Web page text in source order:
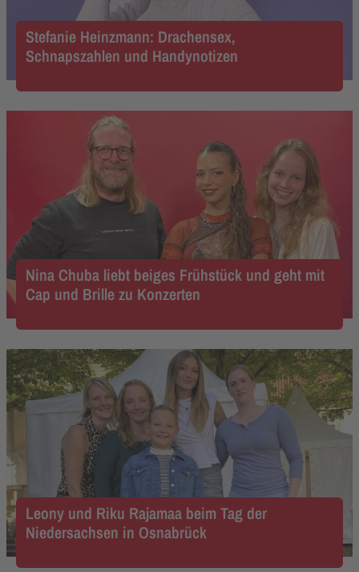
Stefanie Heinzmann: Drachensex,
Schnapszahlen und Handynotizen
Nina Chuba liebt beiges Frühstück und geht mit
Cap und Brille zu Konzerten
Leony und Riku Rajamaa beim Tag der
Niedersachsen in Osnabrück